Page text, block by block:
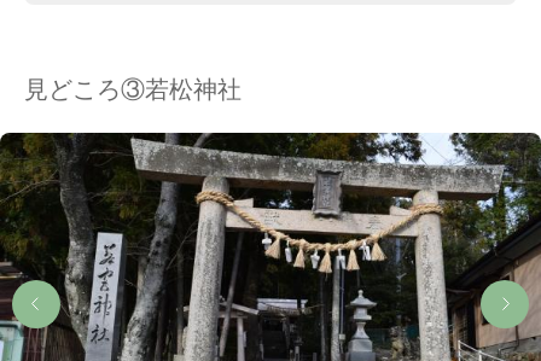
見どころ③若松神社